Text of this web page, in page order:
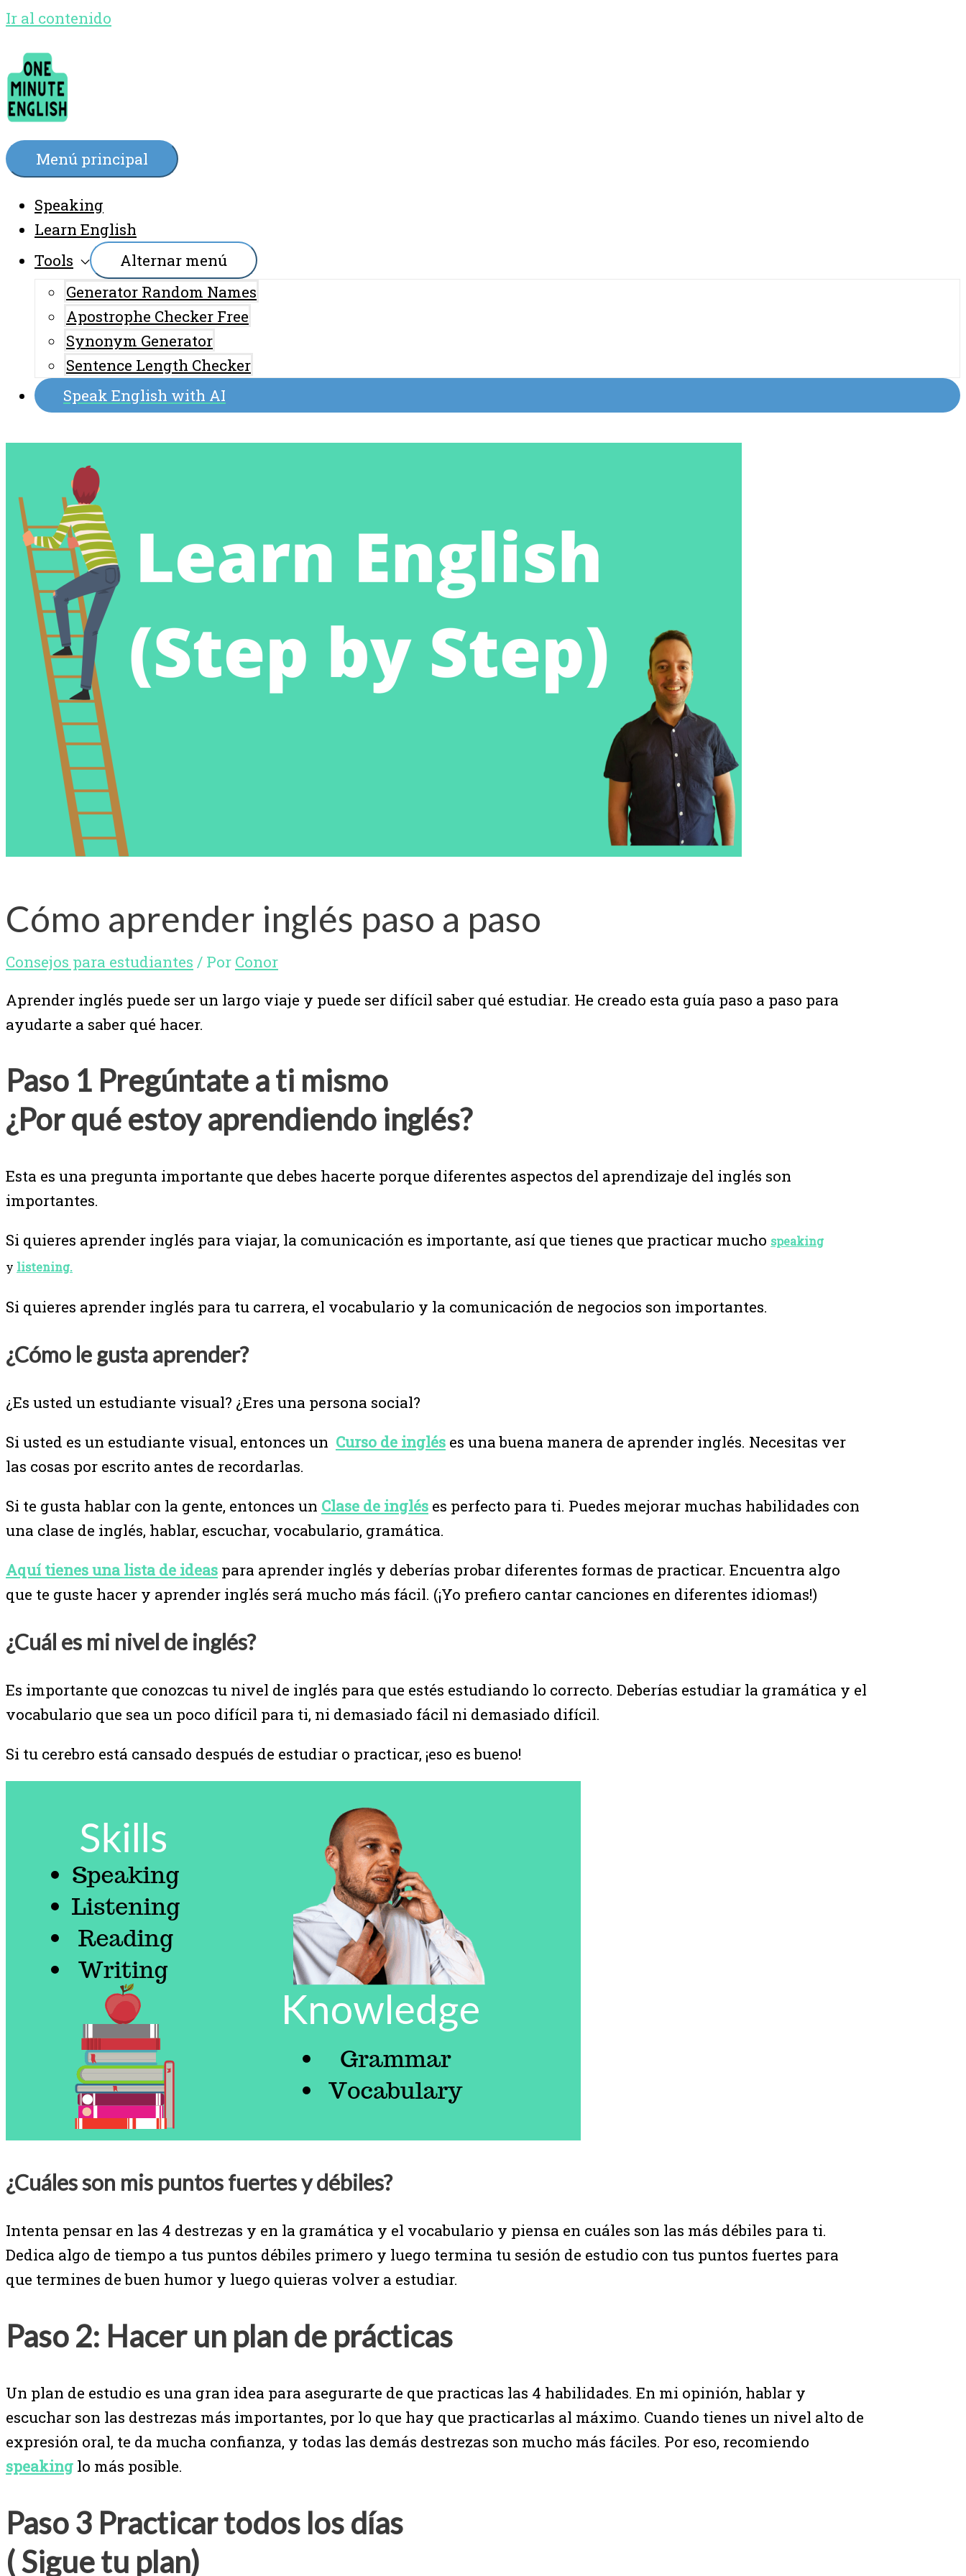
Ir al contenido
Menú principal
Speaking
Learn English
Tools
Alternar menú
Generator Random Names
Apostrophe Checker Free
Synonym Generator
Sentence Length Checker
Speak English with AI
Cómo aprender inglés paso a paso
Consejos para estudiantes / Por Conor
Aprender inglés puede ser un largo viaje y puede ser difícil saber qué estudiar. He creado esta guía paso a paso para
ayudarte a saber qué hacer.
Paso 1 Pregúntate a ti mismo
¿Por qué estoy aprendiendo inglés?
Esta es una pregunta importante que debes hacerte porque diferentes aspectos del aprendizaje del inglés son
importantes.
Si quieres aprender inglés para viajar, la comunicación es importante, así que tienes que practicar mucho speaking
y listening.
Si quieres aprender inglés para tu carrera, el vocabulario y la comunicación de negocios son importantes.
¿Cómo le gusta aprender?
¿Es usted un estudiante visual? ¿Eres una persona social?
Si usted es un estudiante visual, entonces un Curso de inglés es una buena manera de aprender inglés. Necesitas ver
las cosas por escrito antes de recordarlas.
Si te gusta hablar con la gente, entonces un Clase de inglés es perfecto para ti. Puedes mejorar muchas habilidades con
una clase de inglés, hablar, escuchar, vocabulario, gramática.
Aquí tienes una lista de ideas para aprender inglés y deberías probar diferentes formas de practicar. Encuentra algo
que te guste hacer y aprender inglés será mucho más fácil. (¡Yo prefiero cantar canciones en diferentes idiomas!)
¿Cuál es mi nivel de inglés?
Es importante que conozcas tu nivel de inglés para que estés estudiando lo correcto. Deberías estudiar la gramática y el
vocabulario que sea un poco difícil para ti, ni demasiado fácil ni demasiado difícil.
Si tu cerebro está cansado después de estudiar o practicar, ¡eso es bueno!
¿Cuáles son mis puntos fuertes y débiles?
Intenta pensar en las 4 destrezas y en la gramática y el vocabulario y piensa en cuáles son las más débiles para ti.
Dedica algo de tiempo a tus puntos débiles primero y luego termina tu sesión de estudio con tus puntos fuertes para
que termines de buen humor y luego quieras volver a estudiar.
Paso 2: Hacer un plan de prácticas
Un plan de estudio es una gran idea para asegurarte de que practicas las 4 habilidades. En mi opinión, hablar y
escuchar son las destrezas más importantes, por lo que hay que practicarlas al máximo. Cuando tienes un nivel alto de
expresión oral, te da mucha confianza, y todas las demás destrezas son mucho más fáciles. Por eso, recomiendo
speaking lo más posible.
Paso 3 Practicar todos los días
( Sigue tu plan)